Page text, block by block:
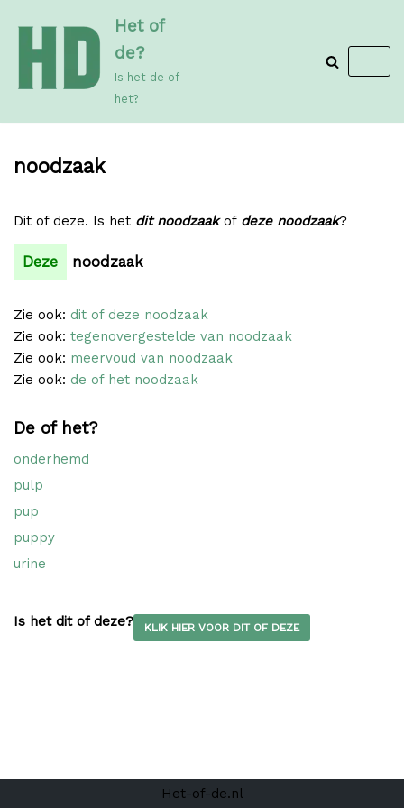
de
inhoud
Het of
de?
Is het de of
het?
noodzaak
Dit of deze. Is het dit noodzaakof deze noodzaak?
Deze noodzaak
Zie ook: dit of deze noodzaak
Zie ook: tegenovergestelde van noodzaak
Zie ook: meervoud van noodzaak
Zie ook: de of het noodzaak
De of het?
onderhemd
pulp
pup
puppy
urine
Is het dit of deze? KLIK HIER VOOR DIT OF DEZE
Het-of-de.nl